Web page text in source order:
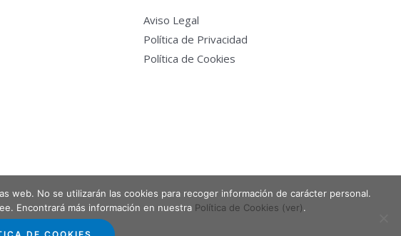
Aviso Legal
Política de Privacidad
Política de Cookies
Powered by Entabla Clases de skate en Madrid
web. No se utilizarán las cookies para recoger información de carácter personal.
Encontrará más información en nuestra Política de Cookies (ver).